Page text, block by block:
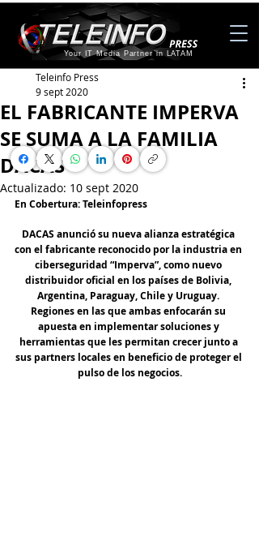
Your IT Media Partner in LATAM
EL FABRICANTE IMPERVA
SE SUMA A LA FAMILIA
DACAS
Teleinfo Press
9 sept 2020
Actualizado: 10 sept 2020
En Cobertura: Teleinfopress
DACAS anunció su nueva alianza estratégica
con el fabricante reconocido por la industria en
ciberseguridad “Imperva”, como nuevo
distribuidor oficial en los países de Bolivia,
Argentina, Paraguay, Chile y Uruguay.
Regiones en las que ambas enfocarán su
apuesta en implementar soluciones y
herramientas que les permitan crecer junto a
sus partners locales en beneficio de proteger el
pulso de los negocios.